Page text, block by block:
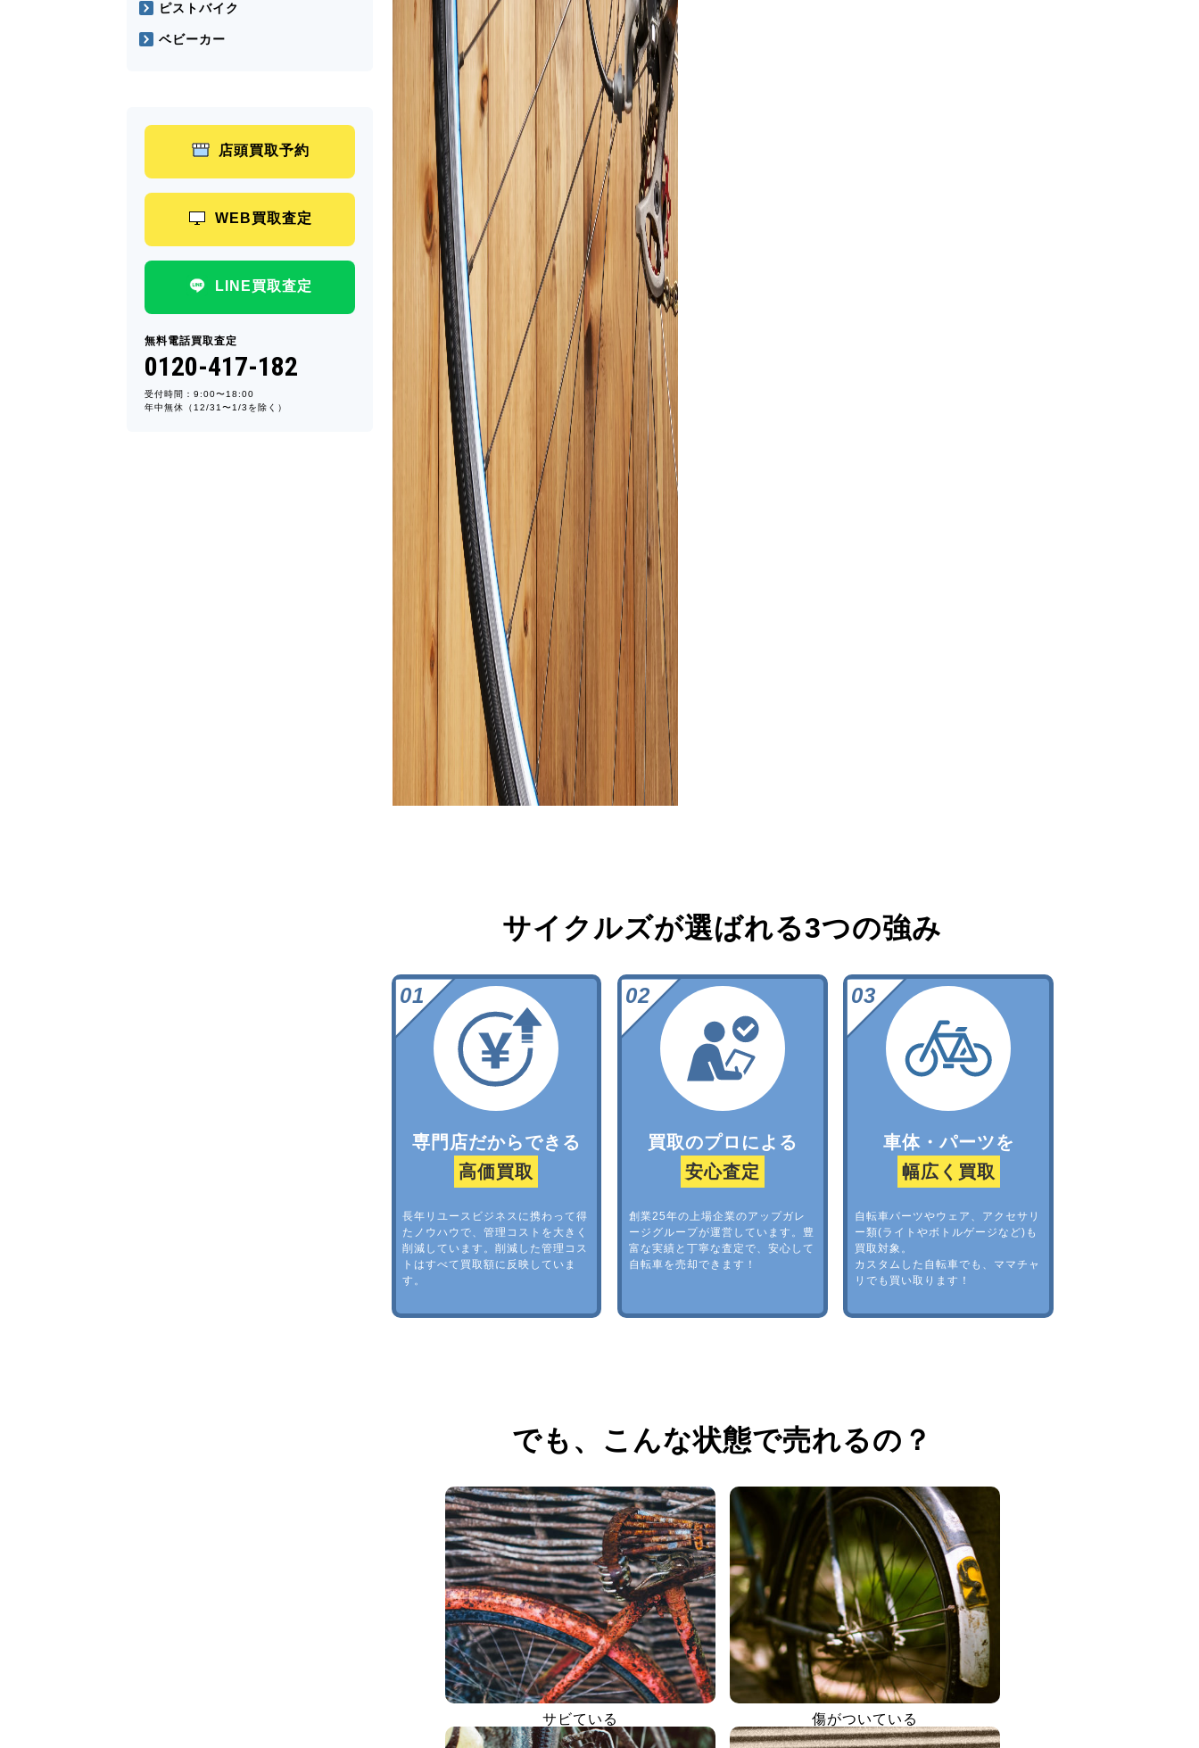
サイクルズが選ばれる3つの強み
専門店だからできる
高価買取
長年リユースビジネスに携わって得
たノウハウで、管理コストを大きく
削減しています。削減した管理コス
トはすべて買取額に反映していま
す。
買取のプロによる
安心査定
創業25年の上場企業のアップガレ
ージグループが運営しています。豊
富な実績と丁寧な査定で、安心して
自転車を売却できます！
車体・パーツを
幅広く買取
自転車パーツやウェア、アクセサリ
ー類(ライトやボトルゲージなど)も
買取対象。
カスタムした自転車でも、ママチャ
リでも買い取ります！
でも、 こんな状態で売れるの？
サビている 傷がついている
ピストバイク
ベビーカー
店頭買取予約
WEB買取査定
LINE買取査定
無料電話買取査定
0120-417-182
受付時間：9:00〜18:00
年中無休（12/31〜1/3を除く）